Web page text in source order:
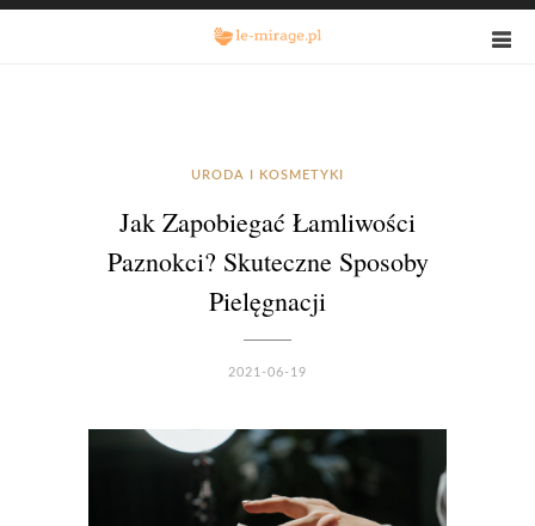
URODA I KOSMETYKI
Jak Zapobiegać Łamliwości
Paznokci? Skuteczne Sposoby
Pielęgnacji
2021-06-19